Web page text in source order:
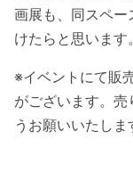
画展も、同スペ
けたらと思います。
※イベントにて販
がございます。売
うお願いいたしま